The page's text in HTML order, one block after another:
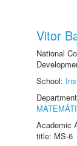
Vitor
National
School:
Academic
title: MS-6